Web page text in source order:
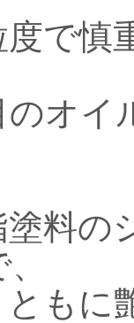
で慎
のオイ
塗料の
もに